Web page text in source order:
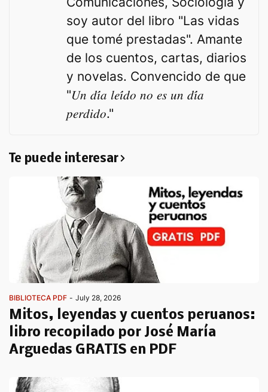
soy autor del libro "Las vidas
que tomé prestadas". Amante
de los cuentos, cartas, diarios
y novelas. Convencido de que
"𝑈𝑛 𝑑𝑖́𝑎 𝑙𝑒𝑖́𝑑𝑜 𝑛𝑜 𝑒𝑠 𝑢𝑛 𝑑𝑖́𝑎
𝑝𝑒𝑟𝑑𝑖𝑑𝑜."
Te puede interesar
BIBLIOTECA PDF - July 28, 2026
Mitos, leyendas y cuentos peruanos:
libro recopilado por José María
Arguedas GRATIS en PDF